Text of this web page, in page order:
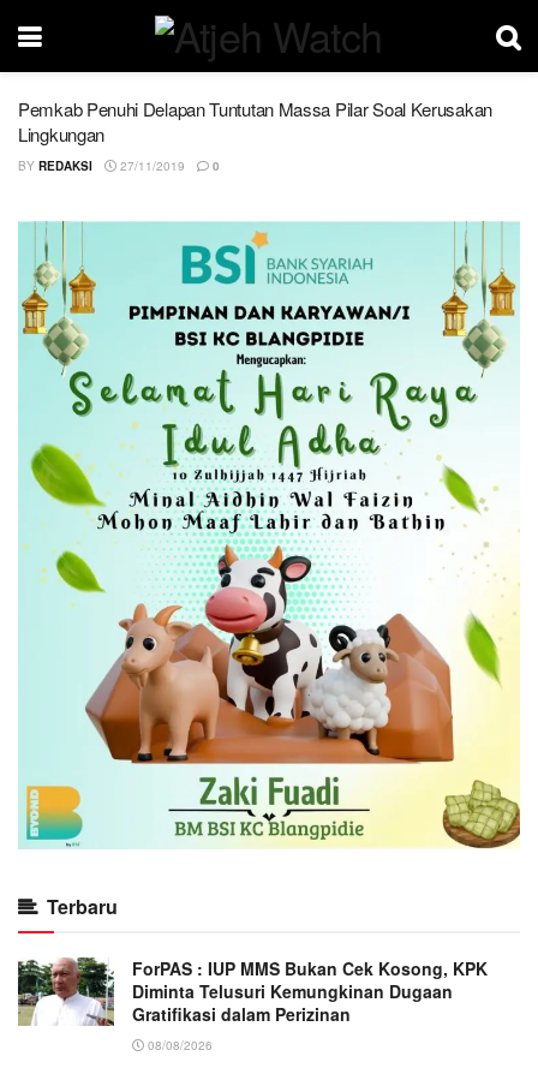
Pemkab Penuhi Delapan Tuntutan Massa Pilar Soal Kerusakan
Lingkungan
BY REDAKSI 27/11/2019 0
Terbaru
ForPAS : IUP MMS Bukan Cek Kosong, KPK
Diminta Telusuri Kemungkinan Dugaan
Gratifikasi dalam Perizinan
08/08/2026